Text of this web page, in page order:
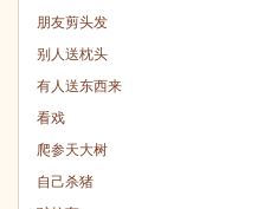
朋友剪头发
别人送枕头
有人送东西来
看戏
爬参天大树
自己杀猪